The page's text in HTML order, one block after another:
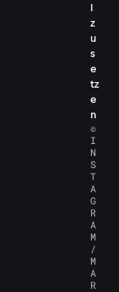
l
z
u
s
e
tz
e
n
©
I
N
S
T
A
G
R
A
M
/
M
A
R